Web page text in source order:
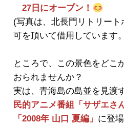
27日にオープン！
(写真は、北長門リトリー
可を頂いて借用しています
ところで、この景色をどこ
おられませんか？
実は、青海島の島並を見渡
民的アニメ番組
「 サザエさ
「2008年 山口 夏編」 に登